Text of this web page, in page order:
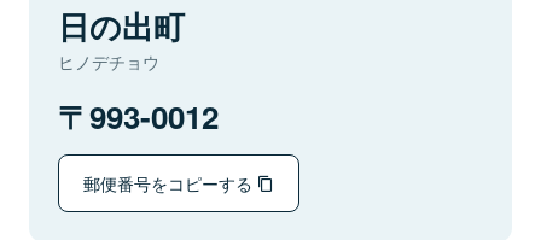
日の出町
ヒノデチョウ
993-0012
郵便番号をコピーする